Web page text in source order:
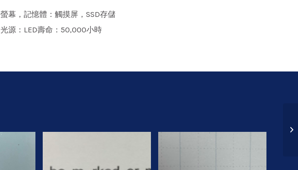
螢幕，記憶體：觸摸屏，SSD存儲
光源：LED壽命：50,000小時